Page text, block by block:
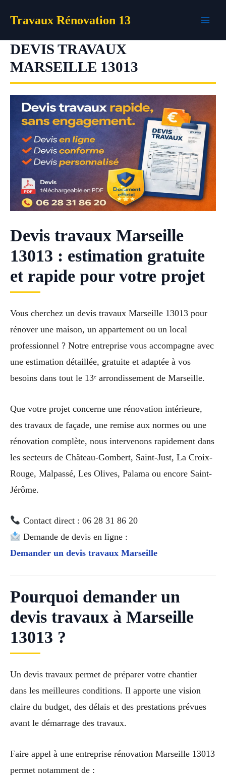
Travaux Rénovation 13
DEVIS TRAVAUX
MARSEILLE 13013
Devis travaux Marseille
13013 : estimation gratuite
et rapide pour votre projet
Vous cherchez un devis travaux Marseille 13013 pour
rénover une maison, un appartement ou un local
professionnel ? Notre entreprise vous accompagne avec
une estimation détaillée, gratuite et adaptée à vos
besoins dans tout le 13ᵉ arrondissement de Marseille.
Que votre projet concerne une rénovation intérieure,
des travaux de façade, une remise aux normes ou une
rénovation complète, nous intervenons rapidement dans
les secteurs de Château-Gombert, Saint-Just, La Croix-
Rouge, Malpassé, Les Olives, Palama ou encore Saint-
Jérôme.
Contact direct : 06 28 31 86 20
Demande de devis en ligne :
Demander un devis travaux Marseille
Pourquoi demander un
devis travaux à Marseille
13013 ?
Un devis travaux permet de préparer votre chantier
dans les meilleures conditions. Il apporte une vision
claire du budget, des délais et des prestations prévues
avant le démarrage des travaux.
Faire appel à une entreprise rénovation Marseille 13013
permet notamment de :